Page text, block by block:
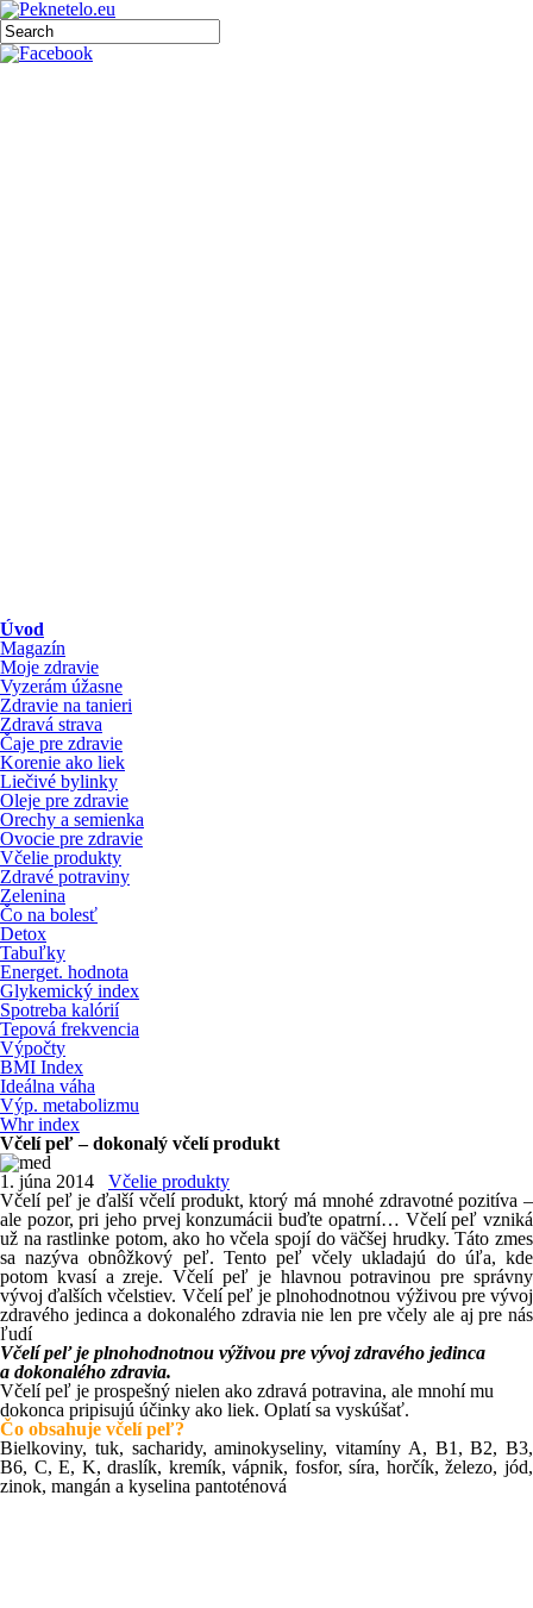
Úvod
Magazín
Moje zdravie
Vyzerám úžasne
Zdravie na tanieri
Zdravá strava
Čaje pre zdravie
Korenie ako liek
Liečivé bylinky
Oleje pre zdravie
Orechy a semienka
Ovocie pre zdravie
Včelie produkty
Zdravé potraviny
Zelenina
Čo na bolesť
Detox
Tabuľky
Energet. hodnota
Glykemický index
Spotreba kalórií
Tepová frekvencia
Výpočty
BMI Index
Ideálna váha
Výp. metabolizmu
Whr index
Včelí peľ – dokonalý včelí produkt
1. júna 2014
Včelie produkty
Včelí peľ je ďalší včelí produkt, ktorý má mnohé zdravotné pozitíva –
ale pozor, pri jeho prvej konzumácii buďte opatrní… Včelí peľ vzniká
už na rastlinke potom, ako ho včela spojí do väčšej hrudky. Táto zmes
sa nazýva obnôžkový peľ. Tento peľ včely ukladajú do úľa, kde
potom kvasí a zreje. Včelí peľ je hlavnou potravinou pre správny
vývoj ďalších včelstiev. Včelí peľ je plnohodnotnou výživou pre vývoj
zdravého jedinca a dokonalého zdravia nie len pre včely ale aj pre nás
ľudí
Včelí peľ je plnohodnotnou výživou pre vývoj zdravého jedinca
a dokonalého zdravia.
Včelí peľ je prospešný nielen ako zdravá potravina, ale mnohí mu
dokonca pripisujú účinky ako liek. Oplatí sa vyskúšať.
Čo obsahuje včelí peľ?
Bielkoviny, tuk, sacharidy, aminokyseliny, vitamíny A, B1, B2, B3,
B6, C, E, K, draslík, kremík, vápnik, fosfor, síra, horčík, železo, jód,
zinok, mangán a kyselina pantoténová